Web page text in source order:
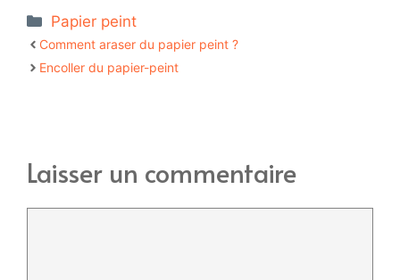
Catégories
Papier peint
Comment araser du papier peint ?
Encoller du papier-peint
Laisser un commentaire